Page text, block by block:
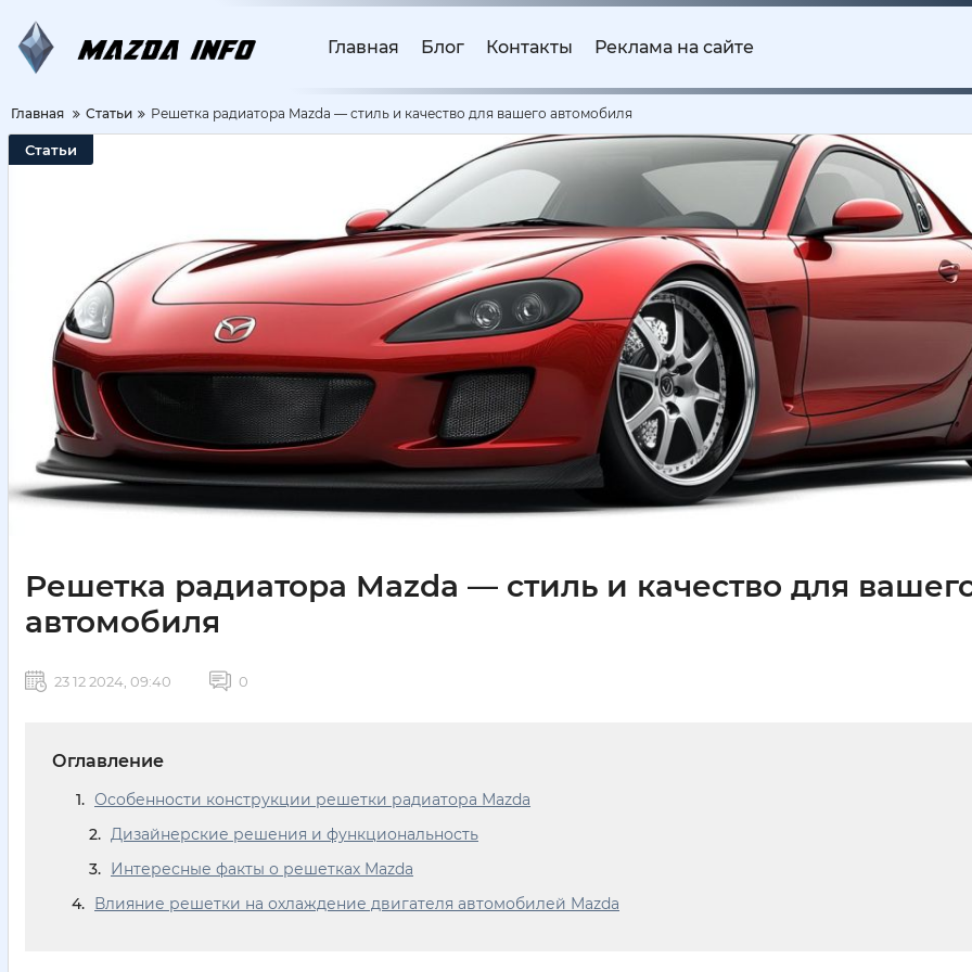
Главная Блог Контакты Реклама на сайте
Главная Статьи Решетка радиатора Mazda — стиль и качество для вашего автомобиля
Статьи
Решетка радиатора Mazda — стиль и качество для
автомобиля
23 12 2024, 09:40 0
Оглавление
Особенности конструкции решетки радиатора Mazda
Дизайнерские решения и функциональность
Интересные факты о решетках Mazda
Влияние решетки на охлаждение двигателя автомобилей Mazda